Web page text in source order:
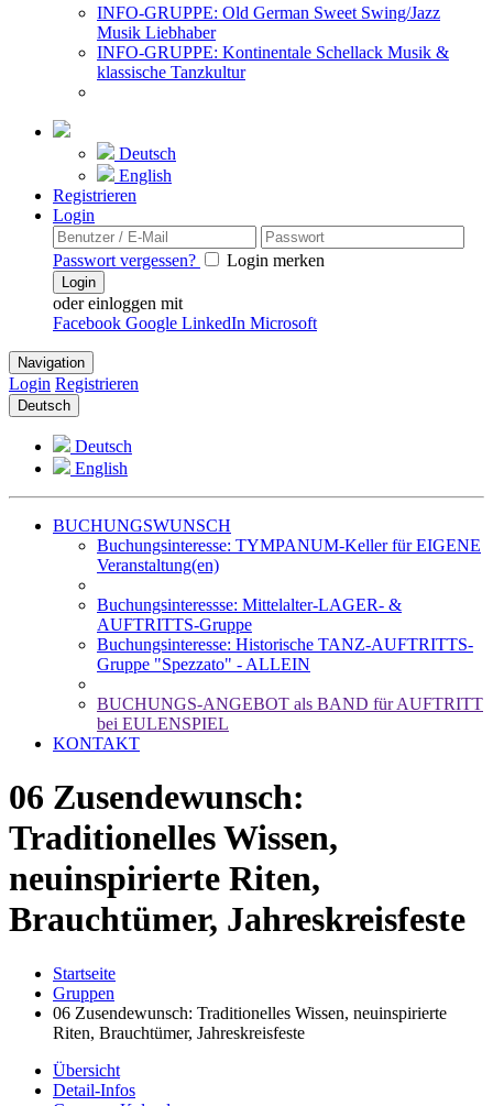
INFO-GRUPPE: Old German Sweet Swing/Jazz
Musik Liebhaber
INFO-GRUPPE: Kontinentale Schellack Musik &
klassische Tanzkultur
Deutsch
English
Registrieren
Login
Passwort vergessen? Login merken
Login
oder einloggen mit
Facebook Google LinkedIn Microsoft
Navigation
Login Registrieren
Deutsch
Deutsch
English
BUCHUNGSWUNSCH
Buchungsinteresse: TYMPANUM-Keller für EIGENE
Veranstaltung(en)
Buchungsinteressse: Mittelalter-LAGER- &
AUFTRITTS-Gruppe
Buchungsinteresse: Historische TANZ-AUFTRITTS-
Gruppe "Spezzato" - ALLEIN
BUCHUNGS-ANGEBOT als BAND für AUFTRITT
bei EULENSPIEL
KONTAKT
06 Zusendewunsch:
Traditionelles Wissen,
neuinspirierte Riten,
Brauchtümer, Jahreskreisfeste
Startseite
Gruppen
06 Zusendewunsch: Traditionelles Wissen, neuinspirierte
Riten, Brauchtümer, Jahreskreisfeste
Übersicht
Detail-Infos